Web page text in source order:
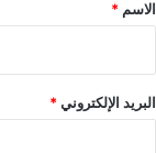
الاسم *
البريد الإلكتروني*